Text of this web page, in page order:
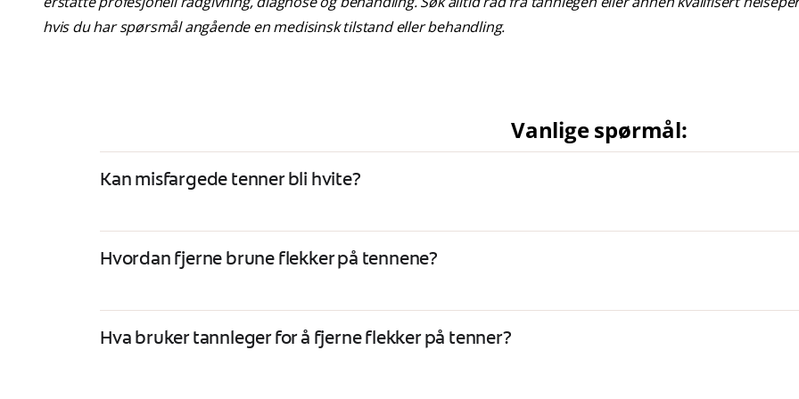
hvis du har spørsmål angående en medisinsk tilstand eller behandling.
Vanlige spørmål:
Kan misfargede tenner bli hvite?
Hvordan fjerne brune flekker på tennene?
Hva bruker tannleger for å fjerne flekker på tenner?